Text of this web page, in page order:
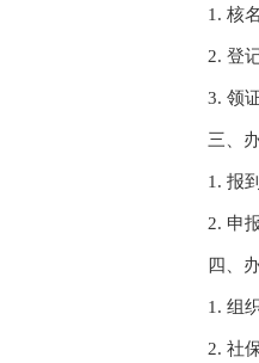
1. 核
2. 登
3. 领
三、
1. 报
2. 申
四、
1. 组
2. 社